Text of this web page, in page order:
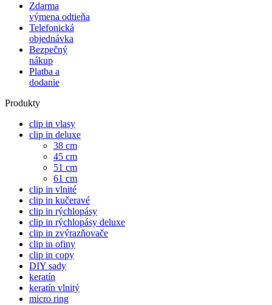
Zdarma
výmena odtieňa
Telefonická
objednávka
Bezpečný
nákup
Platba a
dodanie
Produkty
clip in vlasy
clip in deluxe
38 cm
45 cm
51 cm
61 cm
clip in vlnité
clip in kučeravé
clip in rýchlopásy
clip in rýchlopásy deluxe
clip in zvýrazňovače
clip in ofiny
clip in copy
DIY sady
keratín
keratín vlnitý
micro ring